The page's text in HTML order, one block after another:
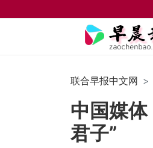
联合早报中文网
中国媒
君子”